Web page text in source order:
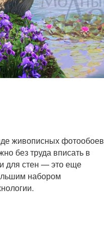
живописных фотообоев
без труда вписать в
для стен — это еще
набором